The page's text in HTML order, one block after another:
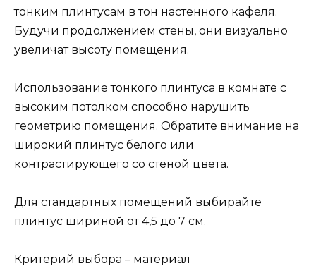
тонким плинтусам в тон настенного кафеля.
Будучи продолжением стены, они визуально
увеличат высоту помещения.
Использование тонкого плинтуса в комнате с
высоким потолком способно нарушить
геометрию помещения. Обратите внимание на
широкий плинтус белого или
контрастирующего со стеной цвета.
Для стандартных помещений выбирайте
плинтус шириной от 4,5 до 7 см.
Критерий выбора – материал